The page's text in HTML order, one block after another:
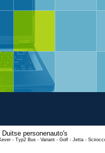
personenauto's
- Typ2 Bus - Variant - Golf - Jetta -